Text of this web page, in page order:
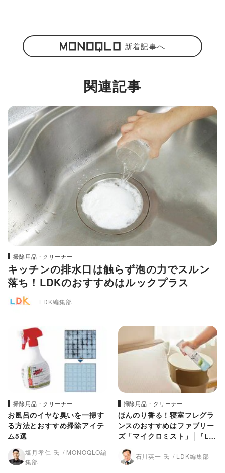
新着記事へ
関連記事
掃除用品・クリーナー
キッチンの排水口は触らず泡の力でスルン
落ち！LDKのおすすめはルックプラス
LDK編集部
掃除用品・クリーナー
お風呂のイヤな臭いを一掃す
る方法とおすすめ掃除アイテ
ム5選
塩月孝仁 氏
MONOQLO編
集部
掃除用品・クリーナー
ほんのり香る！寝室フレグラ
ンスのおすすめはファブリー
ズ「マイクロミスト」│『LD
石川英一 氏 LDK編集部